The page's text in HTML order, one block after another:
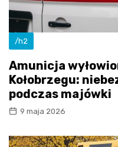
/h2
Amunicja
Kołobrzegu:
podczas majówki
9 maja 2026